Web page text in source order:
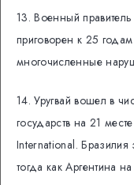
13. Военный
приговорен к 25
многочисленные
14. Уругвай вошел в
государств на 21
International. Бразилия
тогда как Аргентина